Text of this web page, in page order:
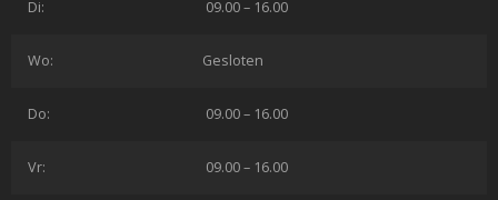
Di: 09.00 – 16.00
Wo: Gesloten
Do: 09.00 – 16.00
Vr: 09.00 – 16.00